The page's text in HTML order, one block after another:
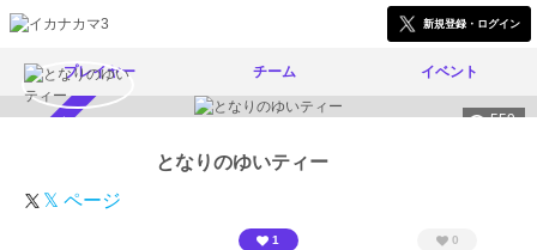
新規登録・ログイン
プレイヤー チーム イベント
559
となりのゆいティー
𝕏 ページ
1 0